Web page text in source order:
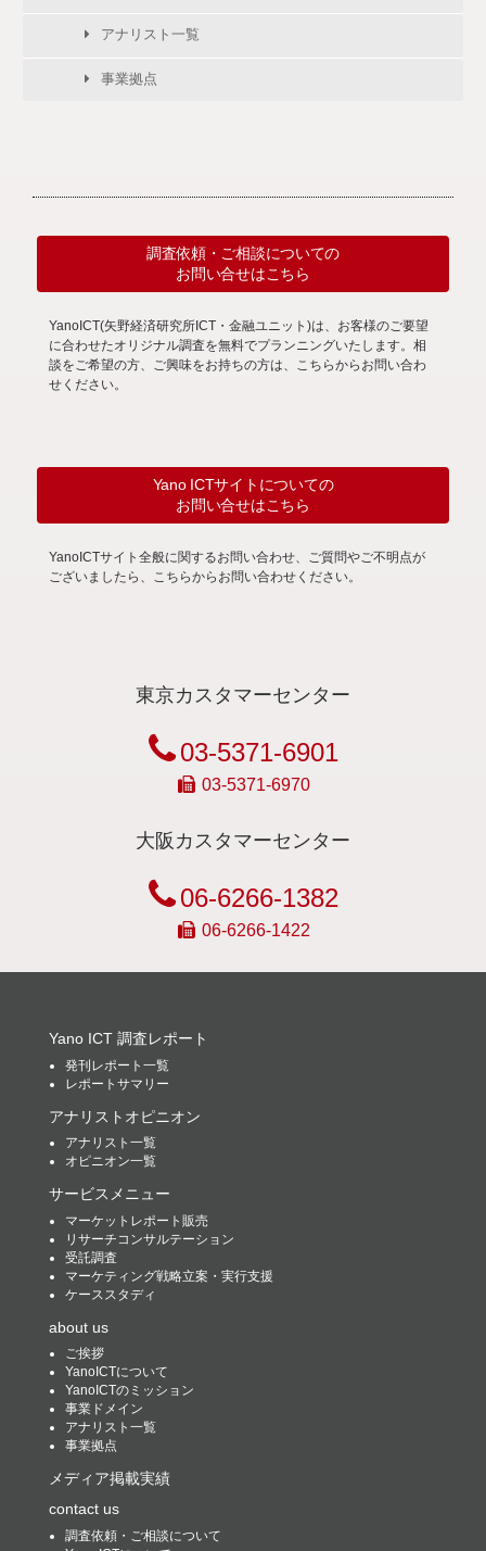
アナリスト一覧
事業拠点
調査依頼・ご相談についての
お問い合せはこちら
YanoICT(矢野経済研究所ICT・金融ユニット)は、お客様のご要望
に合わせたオリジナル調査を無料でプランニングいたします。相
談をご希望の方、ご興味をお持ちの方は、こちらからお問い合わ
せください。
Yano ICTサイトについての
お問い合せはこちら
YanoICTサイト全般に関するお問い合わせ、ご質問やご不明点が
ございましたら、こちらからお問い合わせください。
東京カスタマーセンター
03-5371-6901
03-5371-6970
大阪カスタマーセンター
06-6266-1382
06-6266-1422
Yano ICT 調査レポート
発刊レポート一覧
レポートサマリー
アナリストオピニオン
アナリスト一覧
オピニオン一覧
サービスメニュー
マーケットレポート販売
リサーチコンサルテーション
受託調査
マーケティング戦略立案・実行支援
ケーススタディ
about us
ご挨拶
YanoICTについて
YanoICTのミッション
事業ドメイン
アナリスト一覧
事業拠点
メディア掲載実績
contact us
調査依頼・ご相談について